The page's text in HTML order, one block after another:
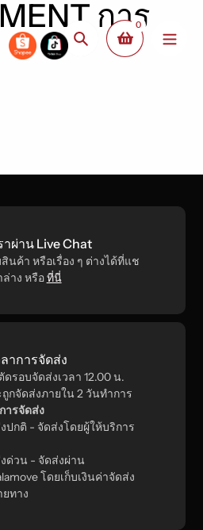
Search
0
การ
าผ่าน Live Chat
นค้า หรือเรื่อง ๆ ต่างได้ที่แช
าง หรือที่นี่
ลาการจัดส่ง
รอบจัดส่งเวลา 12.00 น.
กจัดส่งภายใน 2 วันทำการ
ารจัดส่ง
ปกติ - จัดส่งโดยผู้ให้บริการ
ด่วน - จัดส่งผ่าน
โดยเก็บเงินค่าจัดส่ง
ทาง